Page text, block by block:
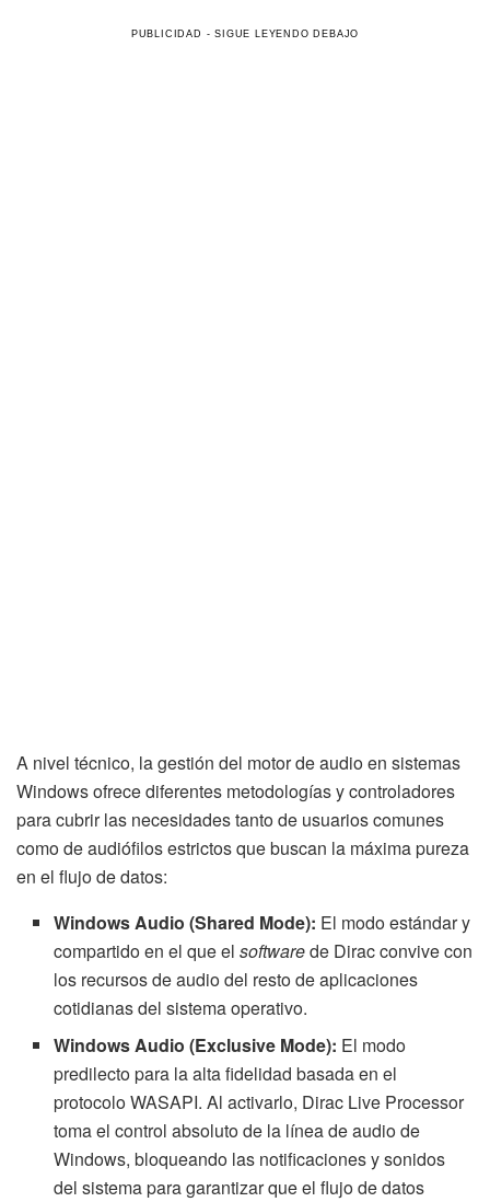
A nivel técnico, la gestión del motor de audio en sistemas
Windows ofrece diferentes metodologías y controladores
para cubrir las necesidades tanto de usuarios comunes
como de audiófilos estrictos que buscan la máxima pureza
en el flujo de datos:
Windows Audio (Shared Mode): El modo estándar y
compartido en el que elsoftwarede Dirac convive con
los recursos de audio del resto de aplicaciones
cotidianas del sistema operativo.
Windows Audio (Exclusive Mode): El modo
predilecto para la alta fidelidad basada en el
protocolo WASAPI. Al activarlo, Dirac Live Processor
toma el control absoluto de la línea de audio de
Windows, bloqueando las notificaciones y sonidos
del sistema para garantizar que el flujo de datos